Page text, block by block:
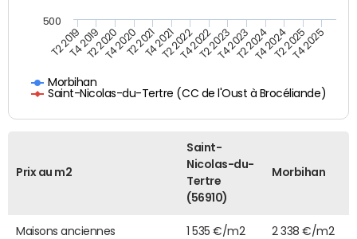
Morbihan
Saint-Nicolas-du-Tertre (CC de l'Oust à Brocéliande)
T2 2019T4 2019T2 2020T4 2020T2 2021T4 2021T2 2022T4 2022T2 2023T4 2023T2 2024T4 2024T2 2025T4 2025
500
Prix au m2
Saint-
Nicolas-du-
Tertre
(56910)
Morbihan
Maisons anciennes 1 535 €/m2 2 338 €/m2